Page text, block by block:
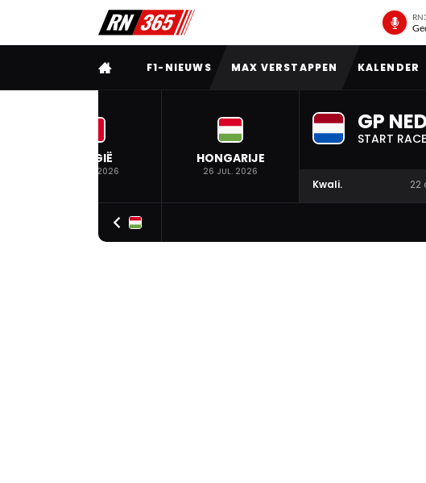
VOLLEDIG MENU
F1-NIEUWS MAX VERSTAPPEN KALENDER
BELGIË
19 JUL. 2026
HONGARIJE
26 JUL. 2026
GP
START RACE
Kwali. 22